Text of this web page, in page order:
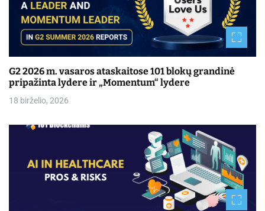
G2 2026 m. vasaros ataskaitose 101 blokų grandinė
pripažinta lydere ir „Momentum“ lydere
18 birželio, 2026